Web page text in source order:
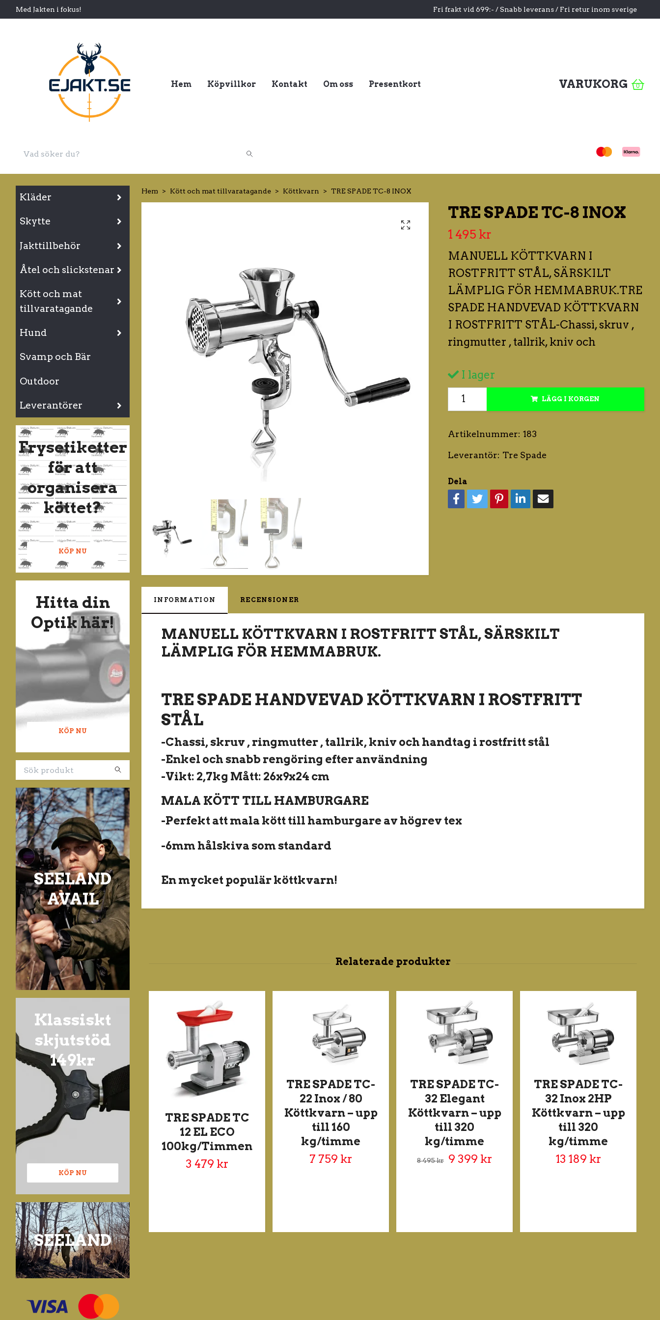
Med Jakten i fokus! Fri frakt vid 699:- / Snabb leverans / Fri retur inom sverige
Hem Köpvillkor Kontakt Om oss Presentkort VARUKORG 0
Kläder
Skytte
Jakttillbehör
Åtel och slickstenar
Kött och mat
tillvaratagande
Hund
Svamp och Bär
Outdoor
Leverantörer
Frysetiketter
för att
organisera
köttet?
KÖP NU
Hitta din
Optik här!
KÖP NU
SEELAND
AVAIL
Klassiskt
skjutstöd
149kr
KÖP NU
SEELAND
Hem Kött och mat tillvaratagande Köttkvarn TRE SPADE TC-8 INOX
TRE SPADE TC-8 INOX
1 495 kr
MANUELL KÖTTKVARN I
ROSTFRITT STÅL, SÄRSKILT
LÄMPLIG FÖR HEMMABRUK.TRE
SPADE HANDVEVAD KÖTTKVARN
I ROSTFRITT STÅL-Chassi, skruv ,
ringmutter , tallrik, kniv och
I lager
LÄGG I KORGEN
Artikelnummer: 183
Leverantör: Tre Spade
Dela
INFORMATION RECENSIONER
MANUELL KÖTTKVARN I ROSTFRITT STÅL, SÄRSKILT
LÄMPLIG FÖR HEMMABRUK.
TRE SPADE HANDVEVAD KÖTTKVARN I ROSTFRITT
STÅL
-Chassi, skruv , ringmutter , tallrik, kniv och handtag i rostfritt stål
-Enkel och snabb rengöring efter användning
-Vikt: 2,7kg Mått: 26x9x24 cm
MALA KÖTT TILL HAMBURGARE
-Perfekt att mala kött till hamburgare av högrev tex
-6mm hålskiva som standard
En mycket populär köttkvarn!
TRE SPADE TC
12 EL ECO
100kg/Timmen
3 479 kr
TRE SPADE TC-
22 Inox / 80
Köttkvarn – upp
till 160
kg/timme
7 759 kr
TRE SPADE TC-
32 Elegant
Köttkvarn – upp
till 320
kg/timme
8 495 kr 9 399 kr
TRE SPADE TC-
32 Inox 2HP
Köttkvarn – upp
till 320
kg/timme
13 189 kr